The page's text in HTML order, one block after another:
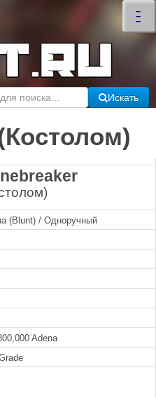
–
–
–
×
Искать
(Blunt) / Одноручный
Adena